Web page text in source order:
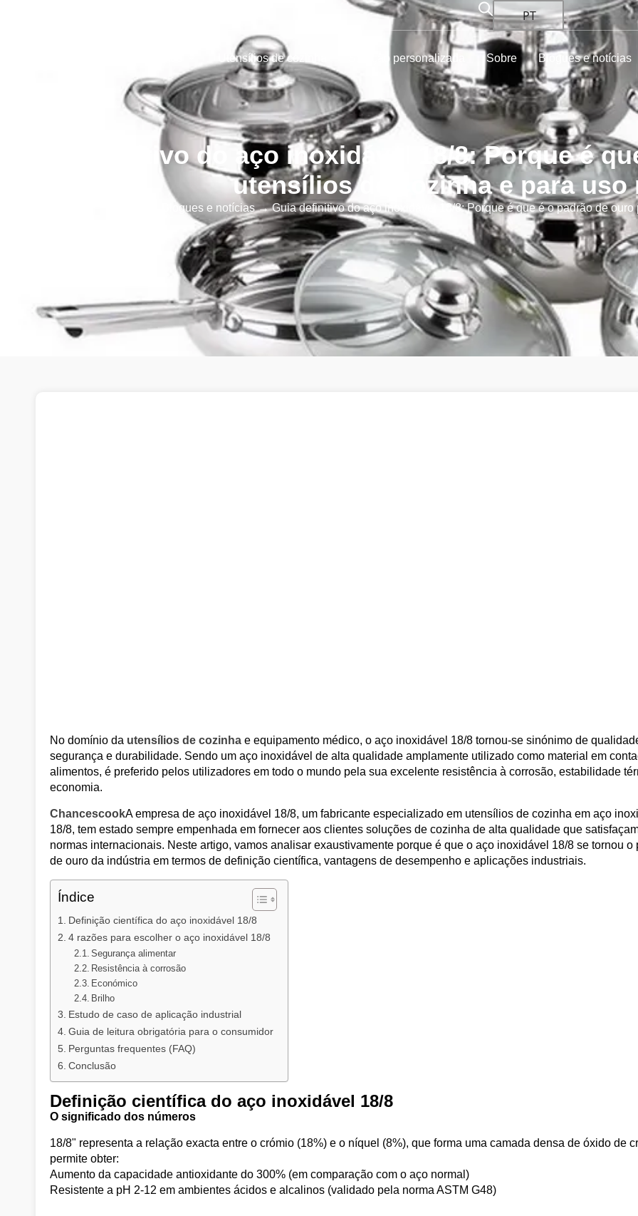
PT
Utensílios de cozinha Solução personalizada Sobre Blogues e notícias
Guia definitivo do aço inoxidável 18/8: Porque é
utensílios de cozinha e para uso
Blogues e notícias→ Guia definitivo do aço inoxidável 18/8: Porque é que é o padrão de
No domínio da utensílios de cozinha e equipamento médico, o aço inoxidável 18/8 tornou-se sinónimo de
segurança e durabilidade. Sendo um aço inoxidável de alta qualidade amplamente utilizado como material em
alimentos, é preferido pelos utilizadores em todo o mundo pela sua excelente resistência à corrosão, estabilidade
economia.
ChancescookA empresa de aço inoxidável 18/8, um fabricante especializado em utensílios de cozinha em aço
18/8, tem estado sempre empenhada em fornecer aos clientes soluções de cozinha de alta qualidade que
normas internacionais. Neste artigo, vamos analisar exaustivamente porque é que o aço inoxidável 18/8 se tornou o
de ouro da indústria em termos de definição científica, vantagens de desempenho e aplicações industriais.
Índice
Definição científica do aço inoxidável 18/8
4 razões para escolher o aço inoxidável 18/8
Segurança alimentar
Resistência à corrosão
Económico
Brilho
Estudo de caso de aplicação industrial
Guia de leitura obrigatória para o consumidor
Perguntas frequentes (FAQ)
Conclusão
Definição científica do aço inoxidável 18/8
O significado dos números
18/8" representa a relação exacta entre o crómio (18%) e o níquel (8%), que forma uma camada densa de óxido de
permite obter:
Aumento da capacidade antioxidante do 300% (em comparação com o aço normal)
Resistente a pH 2-12 em ambientes ácidos e alcalinos (validado pela norma ASTM G48)